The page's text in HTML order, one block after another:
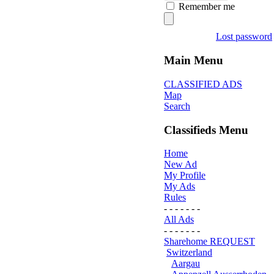
Remember me
Lost password
Main Menu
CLASSIFIED ADS
Map
Search
Classifieds Menu
Home
New Ad
My Profile
My Ads
Rules
- - - - - - -
All Ads
- - - - - - -
Sharehome REQUEST
Switzerland
Aargau